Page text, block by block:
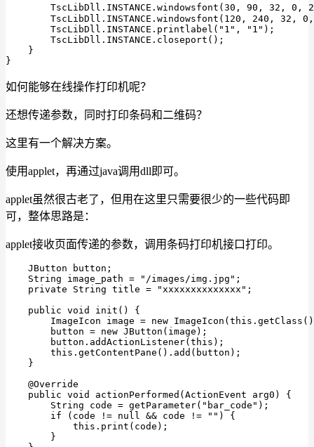
TscLibDll.INSTANCE.windowsfont(30, 90, 32, 0,
TscLibDll.INSTANCE.windowsfont(120, 240, 32, 0,
TscLibDll.INSTANCE.printlabel("1", "1");
TscLibDll.INSTANCE.closeport();
}
}
如何能够在线操作打印机呢？
还想传递参数，同时打印条码和二维码？
这里有一个解决方案。
使用applet，再通过java调用dll即可。
applet虽然很古老了，但用在这里只需要很少的一些代码即
可，整体思路是：
applet接收页面传递的参数，调用条码打印机接口打印。
JButton button;
String image_path = "/images/img.jpg";
private String title = "xxxxxxxxxxxxxx";
public void init() {
ImageIcon image = new
button = new JButton(image);
button.addActionListener(this);
this.getContentPane().add(button);
}
@Override
public void actionPerformed(ActionEvent arg0) {
String code = getParameter("bar_code");
if (code != null && code != "") {
this.print(code);
}